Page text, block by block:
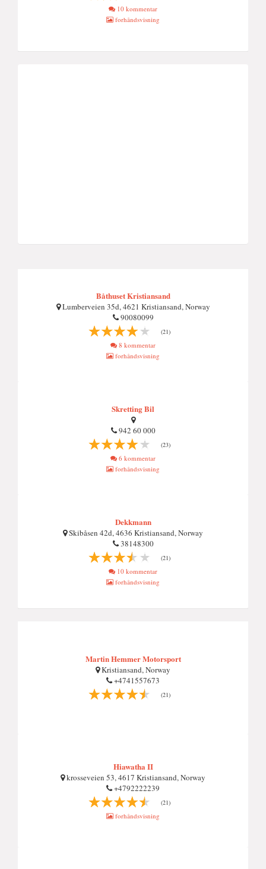
10 kommentar
forhåndsvisning
Båthuset Kristiansand
Lumberveien 35d, 4621 Kristiansand, Norway
90080099
(21)
8 kommentar
forhåndsvisning
Skretting Bil
942 60 000
(23)
6 kommentar
forhåndsvisning
Dekkmann
Skibåsen 42d, 4636 Kristiansand, Norway
38148300
(21)
10 kommentar
forhåndsvisning
Martin Hemmer Motorsport
Kristiansand, Norway
+4741557673
(21)
Hiawatha II
krosseveien 53, 4617 Kristiansand, Norway
+4792222239
(21)
forhåndsvisning